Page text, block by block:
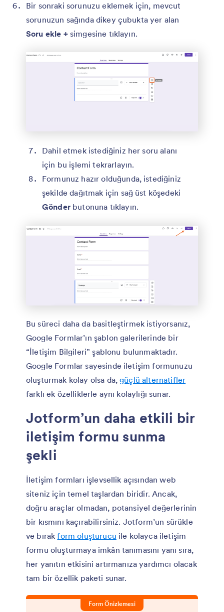
Bir sonraki sorunuzu eklemek için, mevcut
sorunuzun sağında dikey çubukta yer alan
Soru ekle + simgesine tıklayın.
Dahil etmek istediğiniz her soru alanı
için bu işlemi tekrarlayın.
Formunuz hazır olduğunda, istediğiniz
şekilde dağıtmak için sağ üst köşedeki
Gönderbutonuna tıklayın.
Bu süreci daha da basitleştirmek istiyorsanız,
Google Formlar’ın şablon galerilerinde bir
“İletişim Bilgileri” şablonu bulunmaktadır.
Google Formlar sayesinde iletişim formunuzu
oluşturmak kolay olsa da,güçlü alternatifler
farklı ek özelliklerle aynı kolaylığı sunar.
Jotform’un daha etkili bir
iletişim formu sunma
şekli
İletişim formları işlevsellik açısından web
siteniz için temel taşlardan biridir. Ancak,
doğru araçlar olmadan, potansiyel değerlerinin
bir kısmını kaçırabilirsiniz. Jotform’un sürükle
ve bırakform oluşturucu ile kolayca iletişim
formu oluşturmaya imkân tanımasını yanı sıra,
her yanıtın etkisini artırmanıza yardımcı olacak
tam bir özellik paketi sunar.